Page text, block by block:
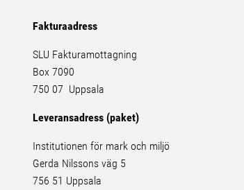
Fakturaadress
SLU Fakturamottagning
Box 7090
750 07 Uppsala
Leveransadress (paket)
Institutionen för mark och miljö
Gerda Nilssons väg 5
756 51 Uppsala